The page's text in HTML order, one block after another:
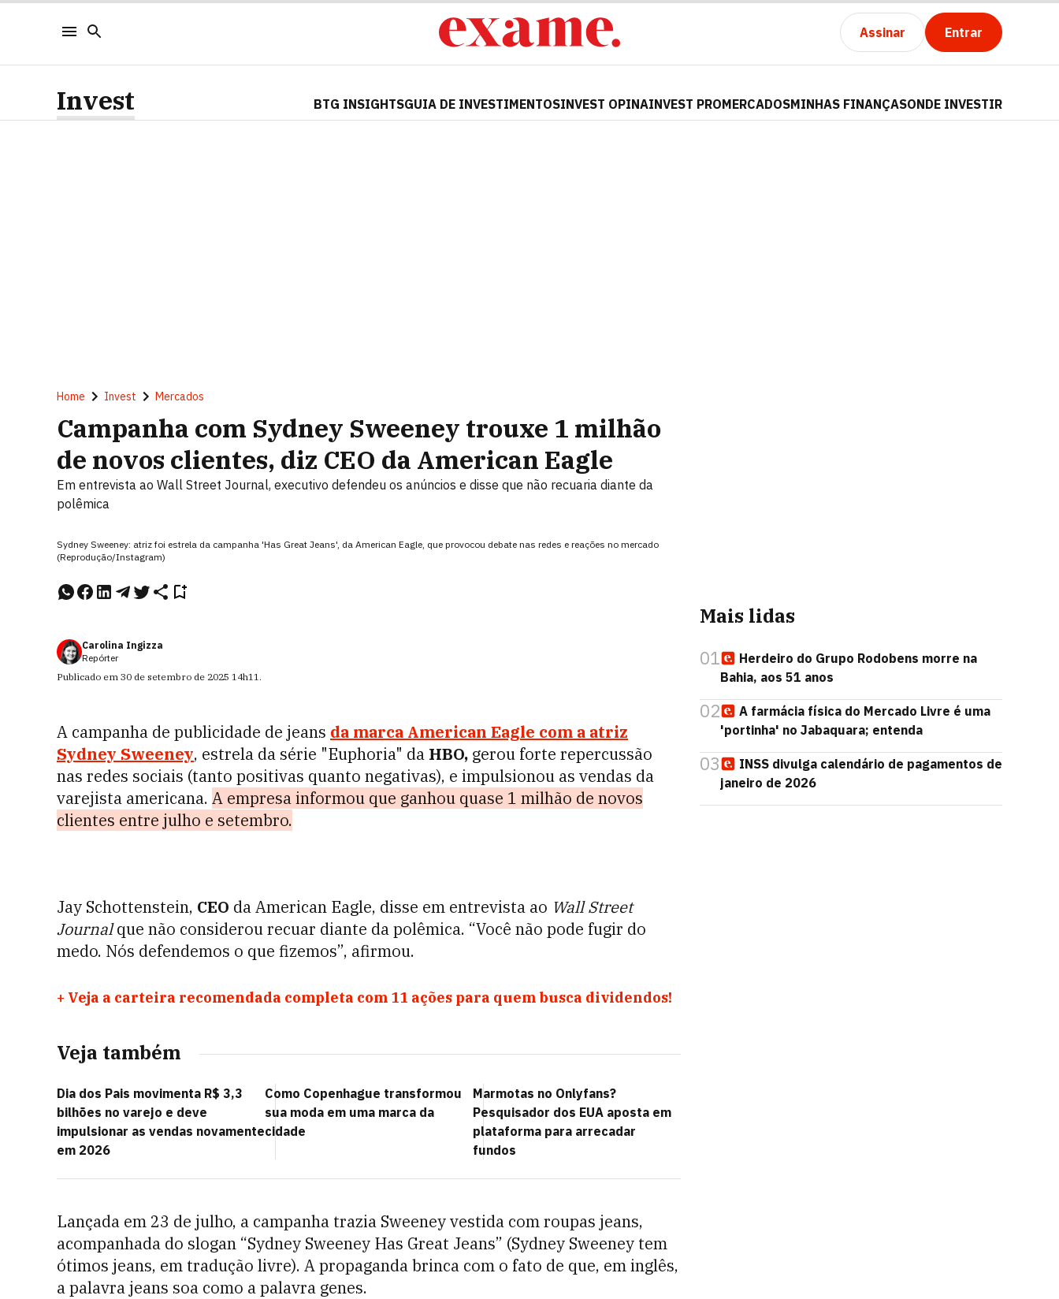
Assinar Entrar
Invest BTG INSIGHTSGUIA DE INVESTIMENTOSINVEST OPINAINVEST PROMERCADOSMINHAS FINANÇASONDE INVESTIR
Home Invest Mercados
Campanha com Sydney Sweeney trouxe 1 milhão
de novos clientes, diz CEO da American Eagle
Em entrevista ao Wall Street Journal, executivo defendeu os anúncios e disse que não recuaria diante da
polêmica
Sydney Sweeney: atriz foi estrela da campanha 'Has Great Jeans', da American Eagle, que provocou debate nas redes e reações no mercado
(Reprodução/Instagram)
Carolina Ingizza
Repórter
Publicado em 30 de setembro de 2025 14h11.
A campanha de publicidade de jeans da marca American Eagle com a atriz
Sydney Sweeney, estrela da série "Euphoria" da HBO, gerou forte repercussão
nas redes sociais (tanto positivas quanto negativas), e impulsionou as vendas da
varejista americana. A empresa informou que ganhou quase 1 milhão de novos
clientes entre julho e setembro.
Jay Schottenstein, CEO da American Eagle, disse em entrevista ao Wall Street
Journalque não considerou recuar diante da polêmica. “Você não pode fugir do
medo. Nós defendemos o que fizemos”, afirmou.
+ Veja a carteira recomendada completa com 11 ações para quem busca dividendos!
Veja também
Dia dos Pais movimenta R$ 3,3
bilhões no varejo e deve
impulsionar as vendas novamente
em 2026
Como Copenhague transformou
sua moda em uma marca da
cidade
Marmotas no Onlyfans?
Pesquisador dos EUA aposta em
plataforma para arrecadar
fundos
Lançada em 23 de julho, a campanha trazia Sweeney vestida com roupas jeans,
acompanhada do slogan “Sydney Sweeney Has Great Jeans” (Sydney Sweeney tem
ótimos jeans, em tradução livre). A propaganda brinca com o fato de que, em inglês,
a palavra jeans soa como a palavra genes.
Mais lidas
01
Herdeiro do Grupo Rodobens morre na
Bahia, aos 51 anos
02
A farmácia física do Mercado Livre é uma
'portinha' no Jabaquara; entenda
03
INSS divulga calendário de pagamentos de
janeiro de 2026